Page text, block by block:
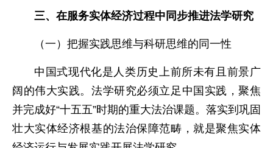
三、在服务实体经济过程中同步推进法学研究
（一）把握实践思维与科研思维的同一性
中国式现代化是人类历史上前所未有且前景广
阔的伟大实践。法学研究必须立足中国实践，聚焦
并完成好“十五五”时期的重大法治课题。落实到巩固
壮大实体经济根基的法治保障范畴，就是聚焦实体